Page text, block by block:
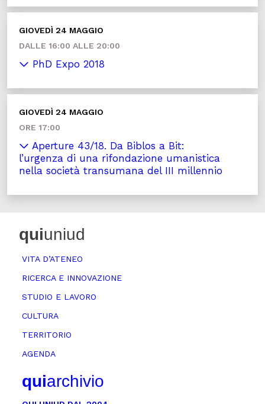
GIOVEDÌ 24 MAGGIO
DALLE 16:00 ALLE 20:00
PhD Expo 2018
GIOVEDÌ 24 MAGGIO
ORE 17:00
Aperture 43/18. Da Biblos a Bit:
l’urgenza di una rifondazione umanistica
nella società transumana del III millennio
quiuniud
VITA D’ATENEO
RICERCA E INNOVAZIONE
STUDIO E LAVORO
CULTURA
TERRITORIO
AGENDA
quiarchivio